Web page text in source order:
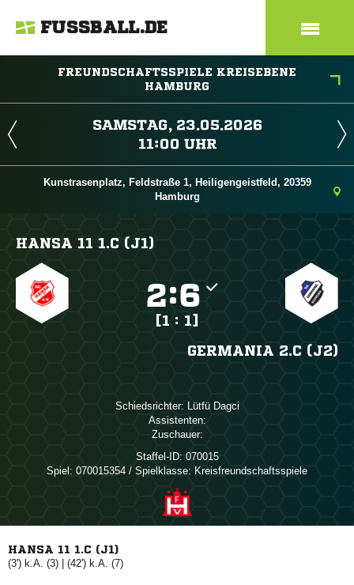
FUSSBALL.DE
FREUNDSCHAFTSSPIELE KREISEBENE
HAMBURG
 
 
Kunstrasenplatz, Feldstraße 1, Heiligengeistfeld, 20359
Hamburg
HANSA 11 1.C (J1)
:
[1 : 1]
GERMANIA 2.C (J2)
Schiedsrichter:  
Assistenten:
Zuschauer:
Staffel-ID: 070015
Spiel: 070015354 / Spielklasse: Kreisfreundschaftsspiele
HANSA 11 1.C (J1)
(3') k.A. (3) | (42') k.A. (7)